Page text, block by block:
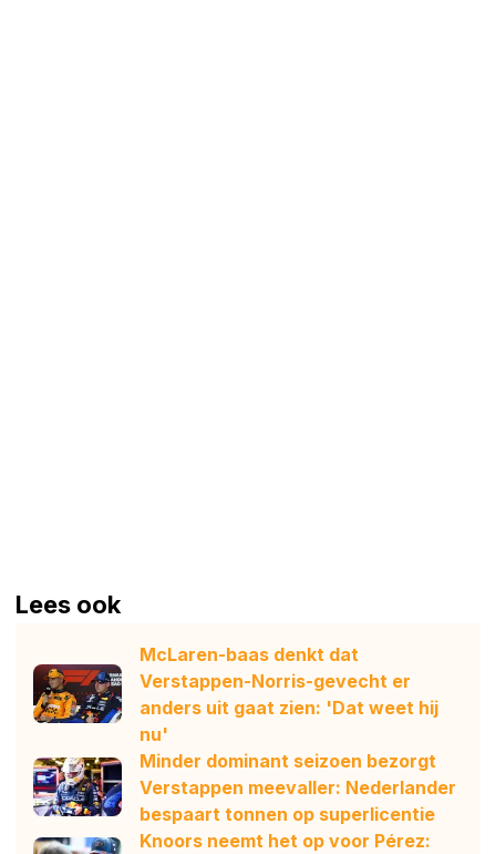
Lees ook
McLaren-baas denkt dat
Verstappen-Norris-gevecht er
anders uit gaat zien: 'Dat weet hij
nu'
Minder dominant seizoen bezorgt
Verstappen meevaller: Nederlander
bespaart tonnen op superlicentie
Knoors neemt het op voor Pérez: